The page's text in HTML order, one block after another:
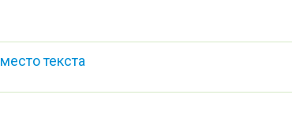
текста